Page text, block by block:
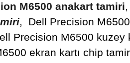
M6500 anakart tamiri
, Dell Precision
Precision M6500 kuzey
ekran kartı chip